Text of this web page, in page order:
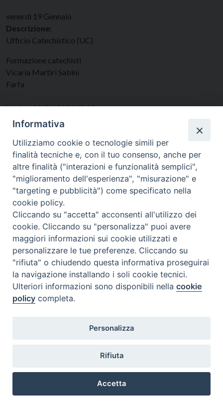
venerdì 19 Gennaio
Descrizione:
Ufficio Catechistico (UC)
Formazione catechisti
Vicaria Martiri Sabini
Farfa
Inizio: 19/01/2024 18:00
Fine: 19/01/2024 00:00
Piazza Mario Dottori, 14
02047 Poggio Mirteto (Rieti)
diocesi@diocesisabina.it
Preferenze Cookie
Informativa
Utilizziamo cookie o tecnologie simili per
finalità tecniche e, con il tuo consenso, anche per
altre finalità ("interazioni e funzionalità semplici",
"miglioramento dell'esperienza", "misurazione" e
"targeting e pubblicità") come specificato nella
cookie policy.
Cliccando su "accetta" acconsenti all'utilizzo dei
cookie. Cliccando su "personalizza" puoi avere
maggiori informazioni sui cookie utilizzati e
personalizzare le tue preferenze. Cliccando su
"rifiuta" o chiudendo questa informativa proseguirai
la navigazione installando i soli cookie tecnici.
Ulteriori informazioni sono disponibili nellacookie
policy completa.
Personalizza
Rifiuta
Accetta